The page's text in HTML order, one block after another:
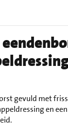
gevuld met
en